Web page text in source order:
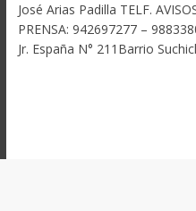
José Arias Padilla TELF.
PRENSA: 942697277 –
Jr. España N° 211Barrio